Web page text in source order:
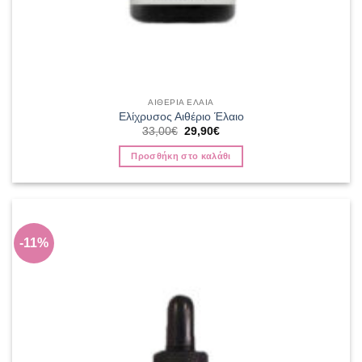
ΑΙΘΕΡΙΑ ΕΛΑΙΑ
Ελίχρυσος Αιθέριο Έλαιο
33,00€ Original
was:
33,00€.
29,90€Η
τιμή
είναι:
Προσθήκη στο καλάθι
-11%